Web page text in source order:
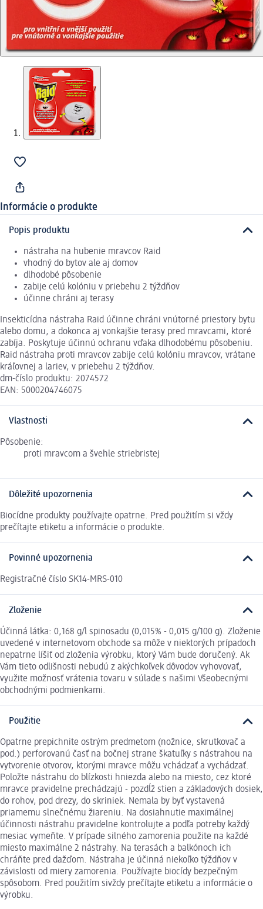
Informácie o produkte
Popis produktu
nástraha na hubenie mravcov Raid
vhodný do bytov ale aj domov
dlhodobé pôsobenie
zabije celú kolóniu v priebehu 2 týždňov
účinne chráni aj terasy
Insekticídna nástraha Raid účinne chráni vnútorné priestory bytu
alebo domu, a dokonca aj vonkajšie terasy pred mravcami, ktoré
zabíja. Poskytuje účinnú ochranu vďaka dlhodobému pôsobeniu.
Raid nástraha proti mravcov zabije celú kolóniu mravcov, vrátane
kráľovnej a lariev, v priebehu 2 týždňov.
dm-číslo produktu: 2074572
EAN: 5000204746075
Vlastnosti
Pôsobenie:
proti mravcom a švehle striebristej
Dôležité upozornenia
Biocídne produkty používajte opatrne. Pred použitím si vždy
prečítajte etiketu a informácie o produkte.
Povinné upozornenia
Registračné číslo SK14-MRS-010
Zloženie
Účinná látka: 0,168 g/l spinosadu (0,015% - 0,015 g/100 g). Zloženie
uvedené v internetovom obchode sa môže v niektorých prípadoch
nepatrne líšiť od zloženia výrobku, ktorý Vám bude doručený. Ak
Vám tieto odlišnosti nebudú z akýchkoľvek dôvodov vyhovovať,
využite možnosť vrátenia tovaru v súlade s našimi Všeobecnými
obchodnými podmienkami.
Použitie
Opatrne prepichnite ostrým predmetom (nožnice, skrutkovač a
pod.) perforovanú časť na bočnej strane škatuľky s nástrahou na
vytvorenie otvorov, ktorými mravce môžu vchádzať a vychádzať.
Položte nástrahu do blízkosti hniezda alebo na miesto, cez ktoré
mravce pravidelne prechádzajú - pozdĺž stien a základových dosiek,
do rohov, pod drezy, do skriniek. Nemala by byť vystavená
priamemu slnečnému žiareniu. Na dosiahnutie maximálnej
účinnosti nástrahu pravidelne kontrolujte a podľa potreby každý
mesiac vymeňte. V prípade silného zamorenia použite na každé
miesto maximálne 2 nástrahy. Na terasách a balkónoch ich
chráňte pred dažďom. Nástraha je účinná niekoľko týždňov v
závislosti od miery zamorenia. Používajte biocídy bezpečným
spôsobom. Pred použitím sivždy prečítajte etiketu a informácie o
výrobku.